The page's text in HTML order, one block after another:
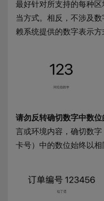
最好针对所支持的每种
当方式。相反，不涉及
赖系统提供的数字表示方
请勿反转确切数字中数位
言或环境内容，确切数字
卡号）中的数位始终以相